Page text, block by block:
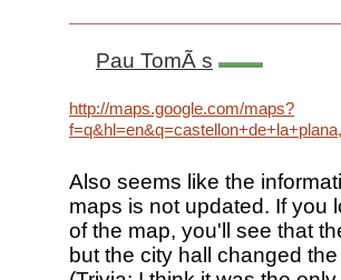
Pau TomÃ s
http://maps.google.com/maps?
Also seems like the
maps is not updated. If you
of the map, you'll see that
but the city hall changed